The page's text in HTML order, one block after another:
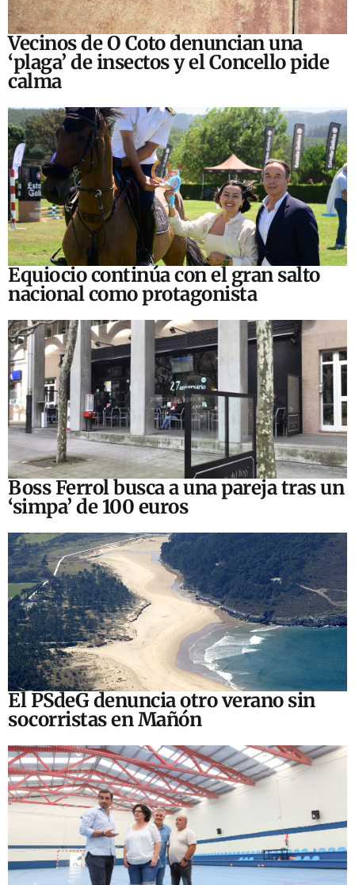
Vecinos de O Coto denuncian una
‘plaga’ de insectos y el Concello pide
calma
Equiocio continúa con el gran salto
nacional como protagonista
Boss Ferrol busca a una pareja tras un
‘simpa’ de 100 euros
El PSdeG denuncia otro verano sin
socorristas en Mañón